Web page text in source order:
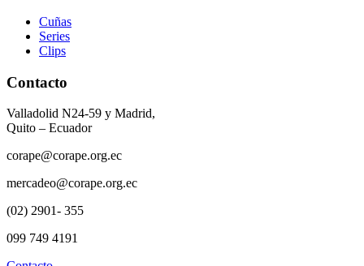
Cuñas
Series
Clips
Contacto
Valladolid N24-59 y Madrid,
Quito – Ecuador
corape@corape.org.ec
mercadeo@corape.org.ec
(02) 2901- 355
099 749 4191